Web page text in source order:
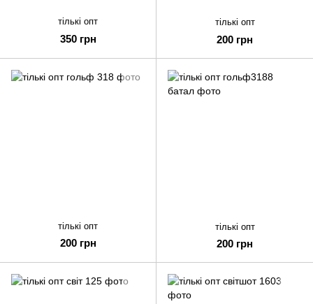
тількі опт
350 грн
тількі опт
200 грн
тількі опт
200 грн
тількі опт
200 грн